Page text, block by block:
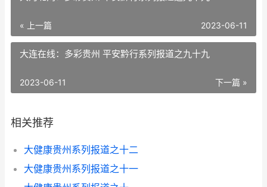
« 上一篇 2023-06-11
大连在线：多彩贵州 平安黔行系列报道之九十九
下一篇 »
2023-06-11
相关推荐
大健康贵州系列报道之十二
大健康贵州系列报道之十一